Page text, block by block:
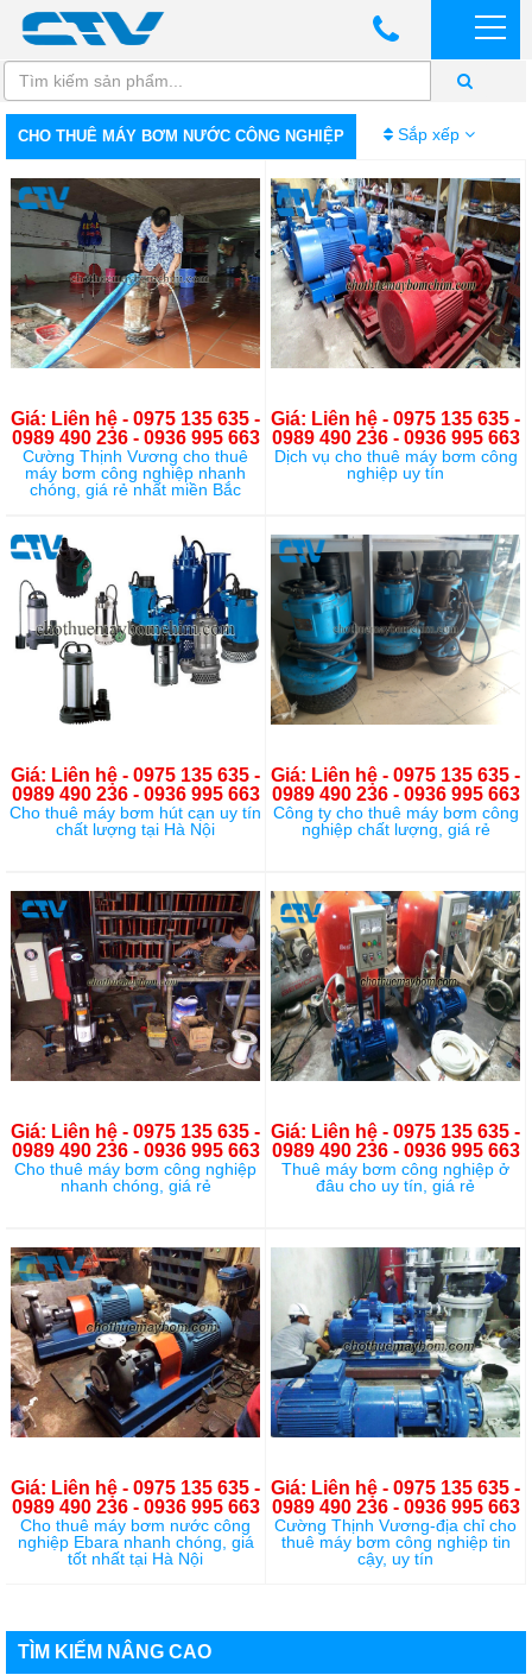
CHO THUÊ MÁY BƠM NƯỚC CÔNG NGHIỆP Sắp xếp
Giá: Liên hệ - 0975 135 635 -
0989 490 236 - 0936 995 663
Cường Thịnh Vương cho thuê
máy bơm công nghiệp nhanh
chóng, giá rẻ nhất miền Bắc
Giá: Liên hệ - 0975 135 635 -
0989 490 236 - 0936 995 663
Dịch vụ cho thuê máy bơm công
nghiệp uy tín
Giá: Liên hệ - 0975 135 635 -
0989 490 236 - 0936 995 663
Cho thuê máy bơm hút cạn uy tín
chất lượng tại Hà Nội
Giá: Liên hệ - 0975 135 635 -
0989 490 236 - 0936 995 663
Công ty cho thuê máy bơm công
nghiệp chất lượng, giá rẻ
Giá: Liên hệ - 0975 135 635 -
0989 490 236 - 0936 995 663
Cho thuê máy bơm công nghiệp
nhanh chóng, giá rẻ
Giá: Liên hệ - 0975 135 635 -
0989 490 236 - 0936 995 663
Thuê máy bơm công nghiệp ở
đâu cho uy tín, giá rẻ
Giá: Liên hệ - 0975 135 635 -
0989 490 236 - 0936 995 663
Cho thuê máy bơm nước công
nghiệp Ebara nhanh chóng, giá
tốt nhất tại Hà Nội
Giá: Liên hệ - 0975 135 635 -
0989 490 236 - 0936 995 663
Cường Thịnh Vương-địa chỉ cho
thuê máy bơm công nghiệp tin
cậy, uy tín
TÌM KIẾM NÂNG CAO